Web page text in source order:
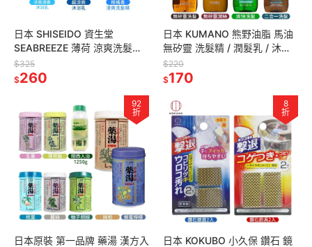
日本 SHISEIDO 資生堂
SEABREEZE 薄荷 涼爽洗髮精
沐浴乳 柑橘香 600ml 無矽靈
$325
$260
日本 KUMANO 熊野油脂 馬油
無矽靈 洗髮精 / 潤髮乳 / 沐浴
乳 600ml
$220
$170
92
折
日本原裝 第一品牌 藥湯 漢方入
8
折
日本 KOKUBO 小久保 鑽石 鏡